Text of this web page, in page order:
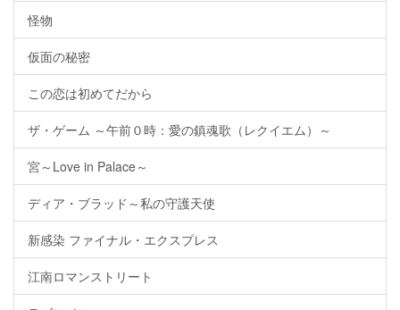
怪物
仮面の秘密
この恋は初めてだから
ザ・ゲーム ～午前０時：愛の鎮魂歌（レクイエム）～
宮～Love in Palace～
ディア・ブラッド～私の守護天使
新感染 ファイナル・エクスプレス
江南ロマンストリート